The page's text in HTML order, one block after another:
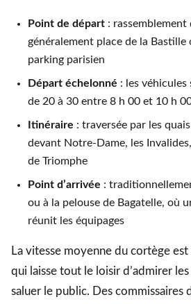
Point de départ :
généralement place de la Bastille
parking parisien
Départ échelonné : les véhicules
de 20 à 30 entre 8 h 00 et 10 h
Itinéraire : traversée par les
devant Notre-Dame, les
de Triomphe
Point d’arrivée :
ou à la pelouse de Bagatelle, où
réunit les équipages
La vitesse moyenne du cortège est
qui laisse tout le loisir d’admirer
saluer le public. Des commissaires